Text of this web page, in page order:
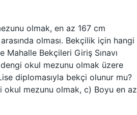
olmak, en az 167 cm
olması. Bekçilik için hangi
Mahalle Bekçileri Giriş Sınavı
okul mezunu olmak üzere
diplomasıyla bekçi olunur mu?
okul mezunu olmak, c) Boyu en az